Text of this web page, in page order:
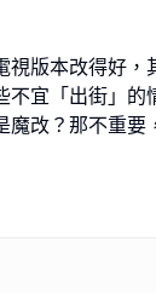
視版本改得好
不宜「出街」
改？那不重要